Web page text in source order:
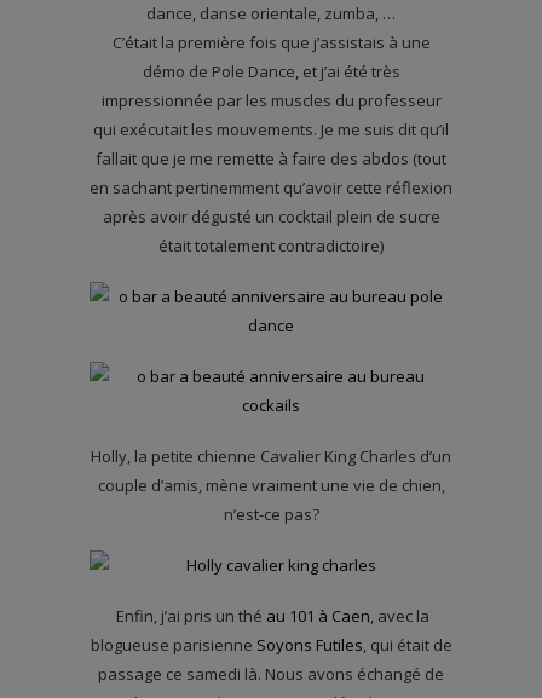
dance, danse orientale, zumba, …
C’était la première fois que j’assistais à une
démo de Pole Dance, et j’ai été très
impressionnée par les muscles du professeur
qui exécutait les mouvements. Je me suis dit qu’il
fallait que je me remette à faire des abdos (tout
en sachant pertinemment qu’avoir cette réflexion
après avoir dégusté un cocktail plein de sucre
était totalement contradictoire)
Holly, la petite chienne Cavalier King Charles d’un
couple d’amis, mène vraiment une vie de chien,
n’est-ce pas?
Enfin, j’ai pris un thé au 101 à Caen, avec la
blogueuse parisienne Soyons Futiles, qui était de
passage ce samedi là. Nous avons échangé de